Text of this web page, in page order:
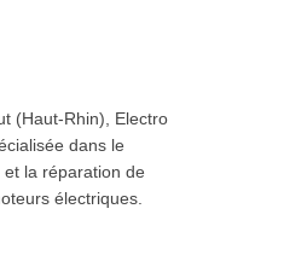
(Haut-Rhin), Electro
dans le
la réparation de
électriques.